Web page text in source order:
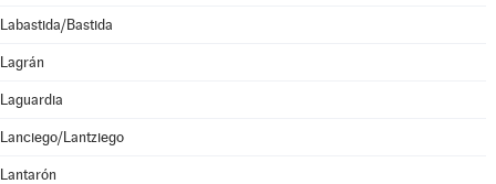
Labastida/Bastida
Lagrán
Laguardia
Lanciego/Lantziego
Lantarón